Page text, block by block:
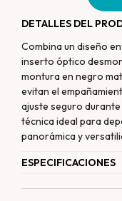
DETALLES DEL
Combina un diseño
inserto óptico
montura en negro
evitan el
ajuste seguro
técnica ideal para
panorámica y
ESPECIFICACIONES